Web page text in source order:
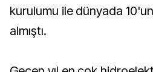
kurulumu ile dünyada
almıştı.